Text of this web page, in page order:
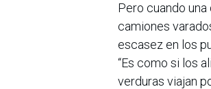
Pero cuando
camiones
escasez en los
“Es como si los
verduras viajan